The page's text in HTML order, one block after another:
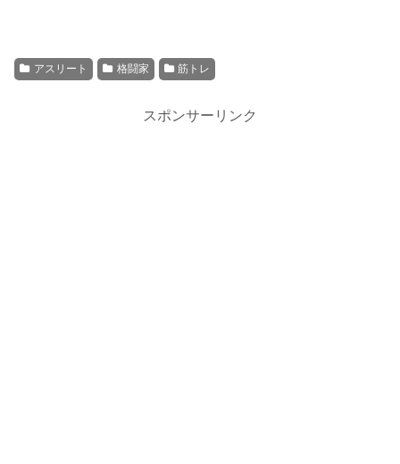
アスリート 格闘家 筋トレ
スポンサーリンク